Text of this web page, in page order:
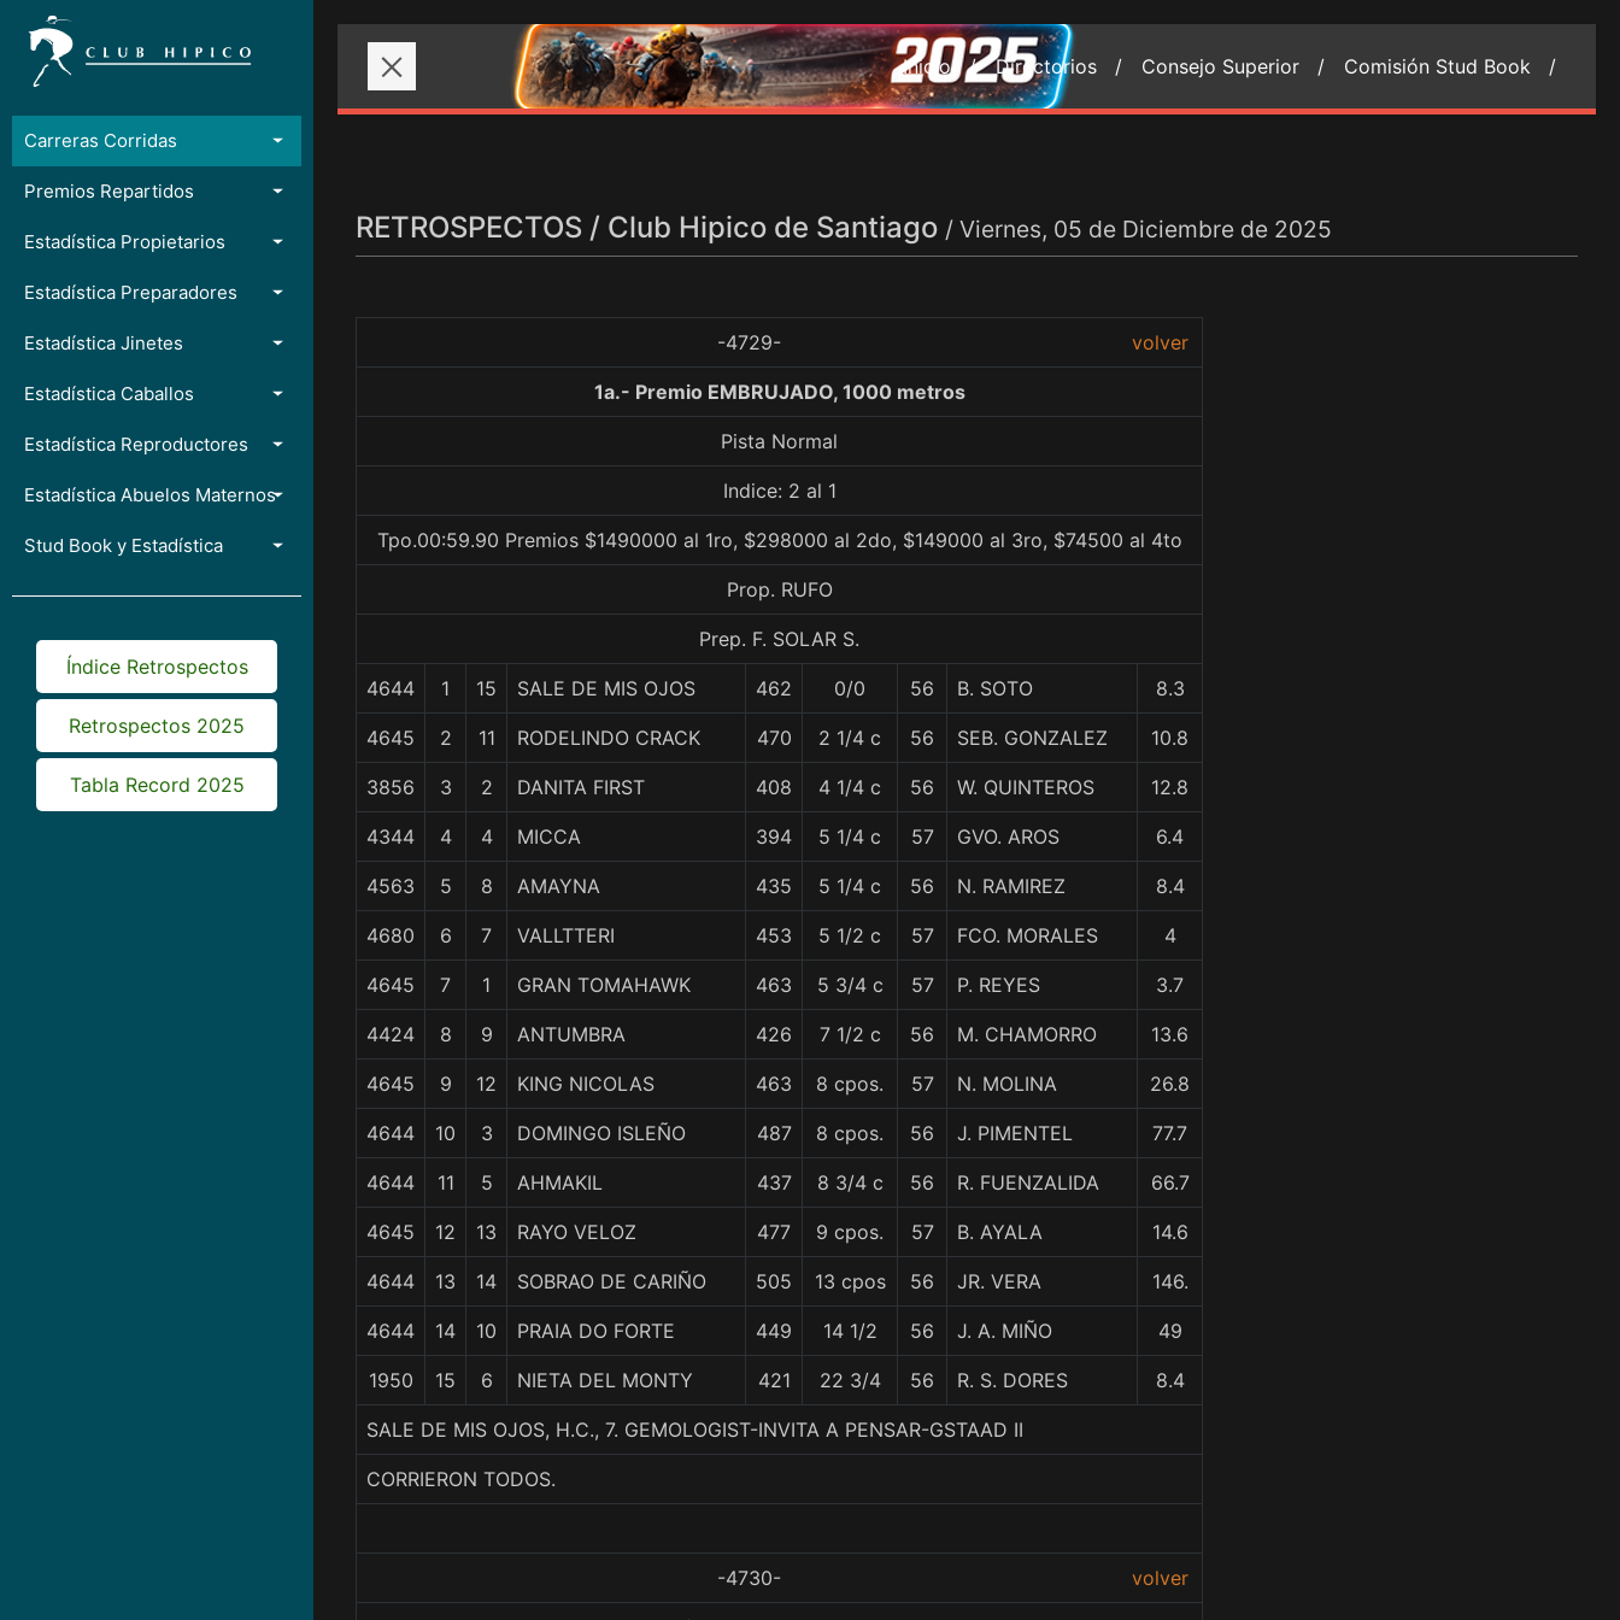
Carreras Corridas
Premios Repartidos
Estadística Propietarios
Estadística Preparadores
Estadística Jinetes
Estadística Caballos
Estadística Reproductores
Estadística Abuelos Maternos
Stud Book y Estadística
Índice Retrospectos
Retrospectos 2025
Tabla Record 2025
Inicio / Directorios / Consejo Superior / Comisión Stud Book /
RETROSPECTOS / Club Hipico de Santiago / Viernes, 05 de Diciembre de 2025
-4729- volver
1a.- Premio EMBRUJADO, 1000 metros
Pista Normal
Indice: 2 al 1
Tpo.00:59.90 Premios $1490000 al 1ro, $298000 al 2do, $149000 al 3ro, $74500 al 4to
Prop. RUFO
Prep. F. SOLAR S.
4644 1 15 SALE DE MIS OJOS 462 0/0 56 B. SOTO 8.3
4645 2 11 RODELINDO CRACK 470 2 1/4 c 56 SEB. GONZALEZ 10.8
3856 3 2 DANITA FIRST 408 4 1/4 c 56 W. QUINTEROS 12.8
4344 4 4 MICCA 394 5 1/4 c 57 GVO. AROS 6.4
4563 5 8 AMAYNA 435 5 1/4 c 56 N. RAMIREZ 8.4
4680 6 7 VALLTTERI 453 5 1/2 c 57 FCO. MORALES 4
4645 7 1 GRAN TOMAHAWK 463 5 3/4 c 57 P. REYES 3.7
4424 8 9 ANTUMBRA 426 7 1/2 c 56 M. CHAMORRO 13.6
4645 9 12 KING NICOLAS 463 8 cpos. 57 N. MOLINA 26.8
4644 10 3 DOMINGO ISLEÑO 487 8 cpos. 56 J. PIMENTEL 77.7
4644 11 5 AHMAKIL 437 8 3/4 c 56 R. FUENZALIDA 66.7
4645 12 13 RAYO VELOZ 477 9 cpos. 57 B. AYALA 14.6
4644 13 14 SOBRAO DE CARIÑO 505 13 cpos 56 JR. VERA 146.
4644 14 10 PRAIA DO FORTE 449 14 1/2 56 J. A. MIÑO 49
1950 15 6 NIETA DEL MONTY 421 22 3/4 56 R. S. DORES 8.4
SALE DE MIS OJOS, H.C., 7. GEMOLOGIST-INVITA A PENSAR-GSTAAD II
CORRIERON TODOS.
-4730- volver